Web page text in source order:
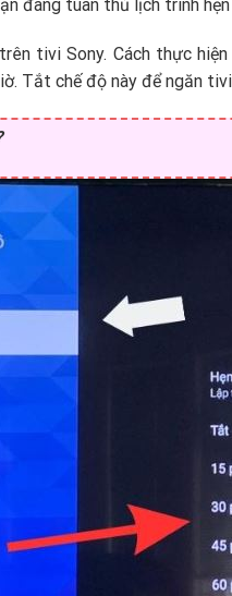
đang tuân thủ lịch trình
tivi Sony. Cách thực
Tắt chế độ này để ngăn